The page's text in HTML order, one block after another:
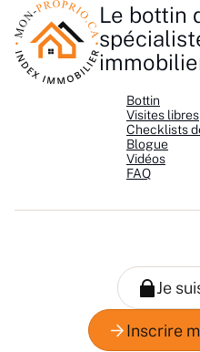
Le bottin
Bottin
Visites libres
Checklists
Blogue
Vidéos
FAQ